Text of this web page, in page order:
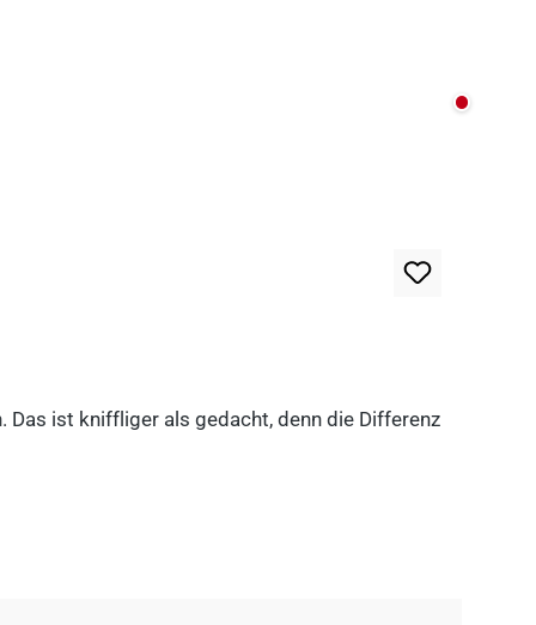
Nicht
Das ist kniffliger als gedacht, denn die Differenz